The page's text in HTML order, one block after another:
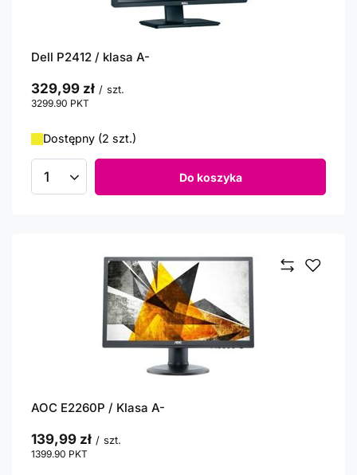
Dell P2412 / klasa A-
329,99 zł / szt.
3299.90 PKT
Dostępny (2 szt.)
Ilość produktów Do koszyka
AOC E2260P / Klasa A-
139,99 zł / szt.
1399.90 PKT